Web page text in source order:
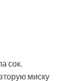
сок.
миску